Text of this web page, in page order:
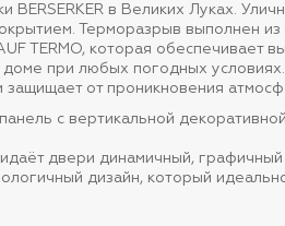
BERSERKER в Великих Луках.
Терморазрыв выполнен
TERMO, которая обеспечивает
при любых погодных
защищает от проникновения
с вертикальной
двери динамичный,
дизайн, который